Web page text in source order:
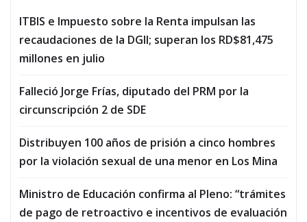
ITBIS e Impuesto sobre la Renta impulsan las
recaudaciones de la DGII; superan los RD$81,475
millones en julio
Falleció Jorge Frías, diputado del PRM por la
circunscripción 2 de SDE
Distribuyen 100 años de prisión a cinco hombres
por la violación sexual de una menor en Los Mina
Ministro de Educación confirma al Pleno: “trámites
de pago de retroactivo e incentivos de evaluación